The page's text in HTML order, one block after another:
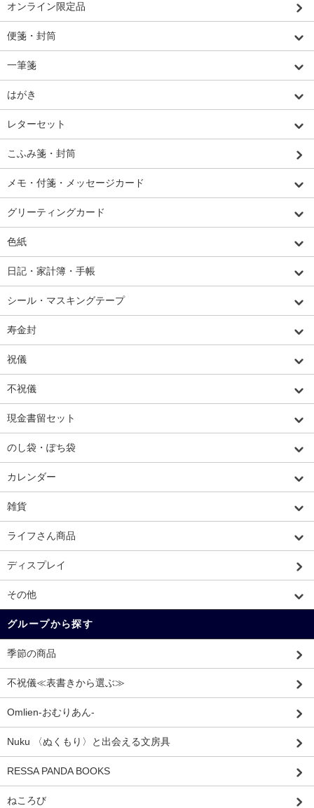
オンライン限定品
便箋・封筒
一筆箋
はがき
レターセット
こふみ箋・封筒
メモ・付箋・メッセージカード
グリーティングカード
色紙
日記・家計簿・手帳
シール・マスキングテープ
寿金封
祝儀
不祝儀
現金書留セット
のし袋・ぽち袋
カレンダー
雑貨
ライフさん商品
ディスプレイ
その他
グループから探す
季節の商品
不祝儀≪表書きから選ぶ≫
Omlien-おむりあん-
Nuku 〈ぬくもり〉と出会える文房具
RESSA PANDA BOOKS
ねころび